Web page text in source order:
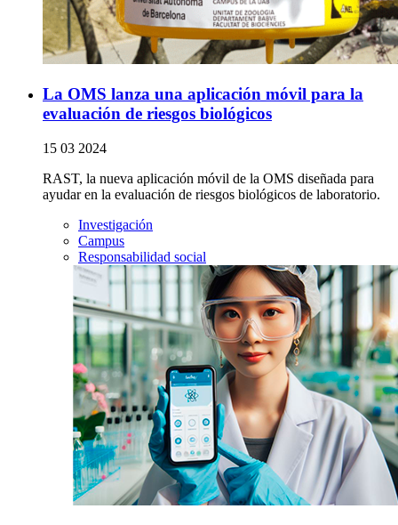
La OMS lanza una aplicación móvil para la
evaluación de riesgos biológicos
15 03 2024
RAST, la nueva aplicación móvil de la OMS diseñada para
ayudar en la evaluación de riesgos biológicos de laboratorio.
Investigación
Campus
Responsabilidad social